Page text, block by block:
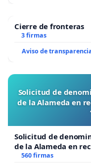
Cierre de fronteras
3 firmas
Aviso de
Solicitud de
de la Alameda en
Solicitud de
de la Alameda en
“Mazinger”
560 firmas